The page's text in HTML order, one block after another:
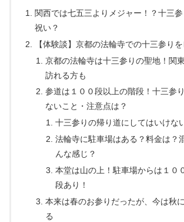
関西では七五三よりメジャー！？十三
祝い？
【体験談】京都の法輪寺での十三参りを
京都の法輪寺は十三参りの聖地！関
訪れる方も
参道は１００段以上の階段！十三参
ないこと・注意点は？
十三参りの帰り道にしてはいけな
法輪寺に駐車場はある？料金は？
んな感じ？
本堂は山の上！駐車場からは１０
段あり！
本来は春のお参りだったが、今は秋
る